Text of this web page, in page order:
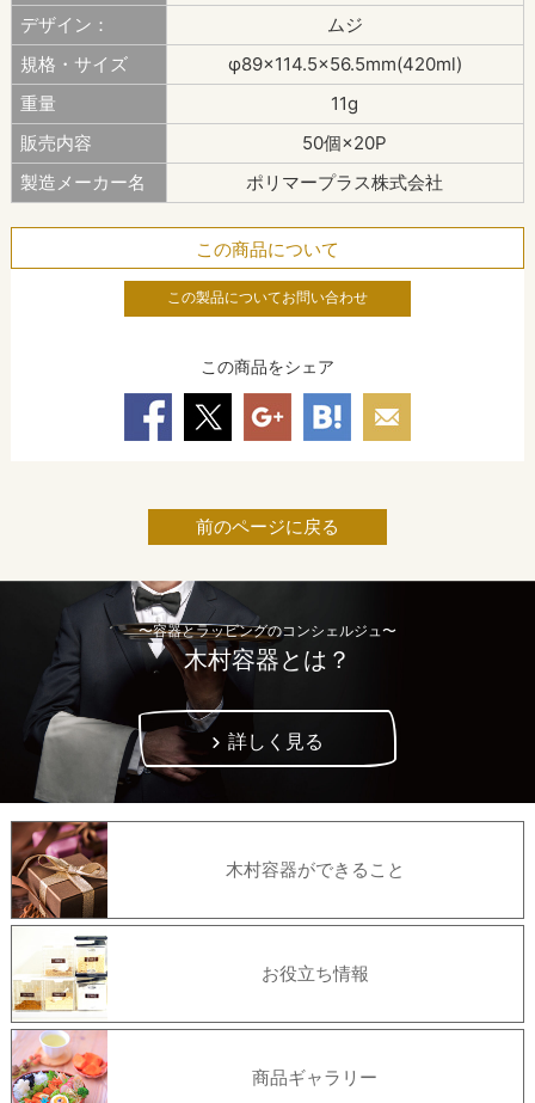
デザイン：
ムジ
規格・サイズ
φ89×114.5×56.5mm(420ml)
重量
11g
販売内容
50個×20P
製造メーカー名
ポリマープラス株式会社
この商品について
この製品についてお問い合わせ
この商品をシェア
前のページに戻る
〜容器とラッピングのコンシェルジュ〜
木村容器とは？
詳しく見る
木村容器ができること
お役立ち情報
商品ギャラリー